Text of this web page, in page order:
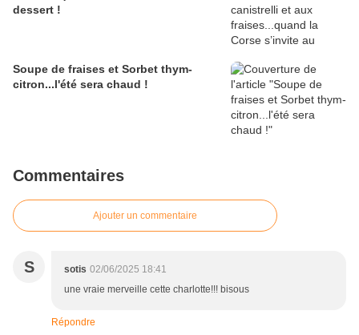
dessert !
Soupe de fraises et Sorbet thym-
citron...l'été sera chaud !
Commentaires
Ajouter un commentaire
S sotis 02/06/2025 18:41
une vraie merveille cette charlotte!!! bisous
Répondre